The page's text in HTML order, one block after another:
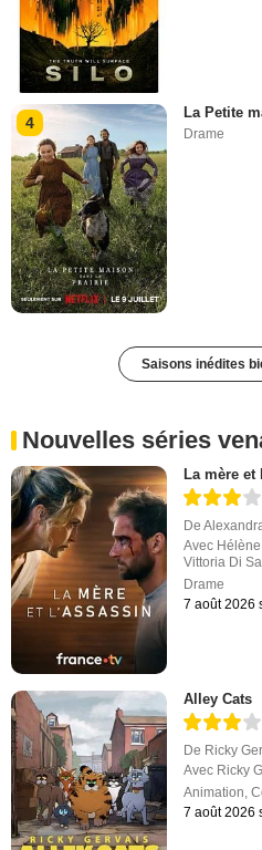
4
La Petite
Drame
Saisons inédites
Nouvelles séries
La mère et
De
Avec
Vittoria Di
Drame
7 août 2026
Alley Cats
De Ricky
Avec Ricky
Animation,
7 août 2026